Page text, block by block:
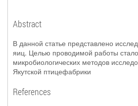
Abstract
В данной статье представлено
яиц. Целью проводимой работы
микробиологических методов
Якутской птицефабрики
References